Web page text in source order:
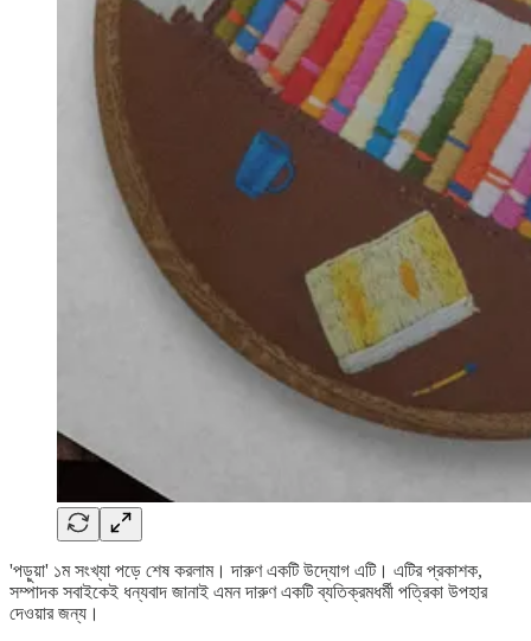
'পড়ুয়া' ১ম সংখ্যা পড়ে শেষ করলাম। দারুণ একটি উদ্যোগ এটি। এটির প্রকাশক,
সম্পাদক সবাইকেই ধন্যবাদ জানাই এমন দারুণ একটি ব্যতিক্রমধর্মী পত্রিকা উপহার
দেওয়ার জন্য।